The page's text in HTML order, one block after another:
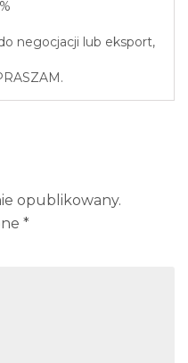
negocjacji lub eksport,
opublikowany.
*